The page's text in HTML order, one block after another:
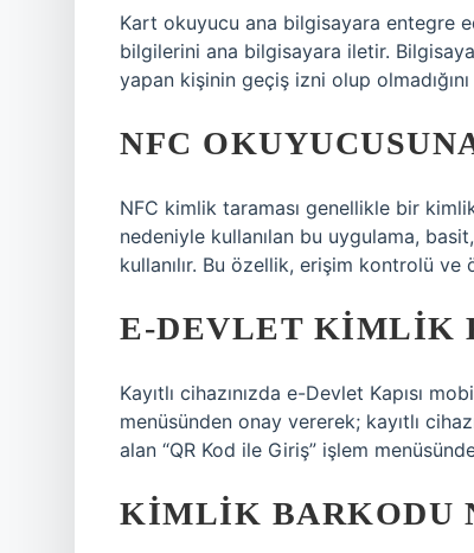
Kart okuyucu ana bilgisayara entegre
bilgilerini ana bilgisayara iletir.
yapan kişinin geçiş izni olup
NFC
NFC kimlik taraması genellikle bir
nedeniyle kullanılan bu uygulama,
kullanılır. Bu özellik, erişim kontrolü
E-DEVLET KIMLIK
Kayıtlı cihazınızda e-Devlet Kapısı
menüsünden onay vererek; kayıtlı
alan “QR Kod ile Giriş” işlem
KIMLIK BARKODU